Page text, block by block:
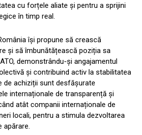
cu forțele aliate și pentru a sprijini
în timp real.
își propune să crească
și să îmbunătățească poziția sa
demonstrându-și angajamentul
și contribuind activ la stabilitatea
de achiziții sunt desfășurate
internaționale de transparență și
atât companii internaționale de
locali, pentru a stimula dezvoltarea
apărare.